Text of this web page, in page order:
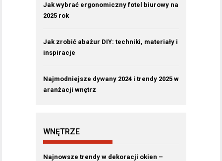
Jak wybrać ergonomiczny fotel biurowy na
2025 rok
Jak zrobić abażur DIY: techniki, materiały i
inspiracje
Najmodniejsze dywany 2024 i trendy 2025 w
aranżacji wnętrz
WNĘTRZE
Najnowsze trendy w dekoracji okien –